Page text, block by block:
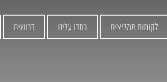
לקוחות ממליצים כתבו עלינו דרושים